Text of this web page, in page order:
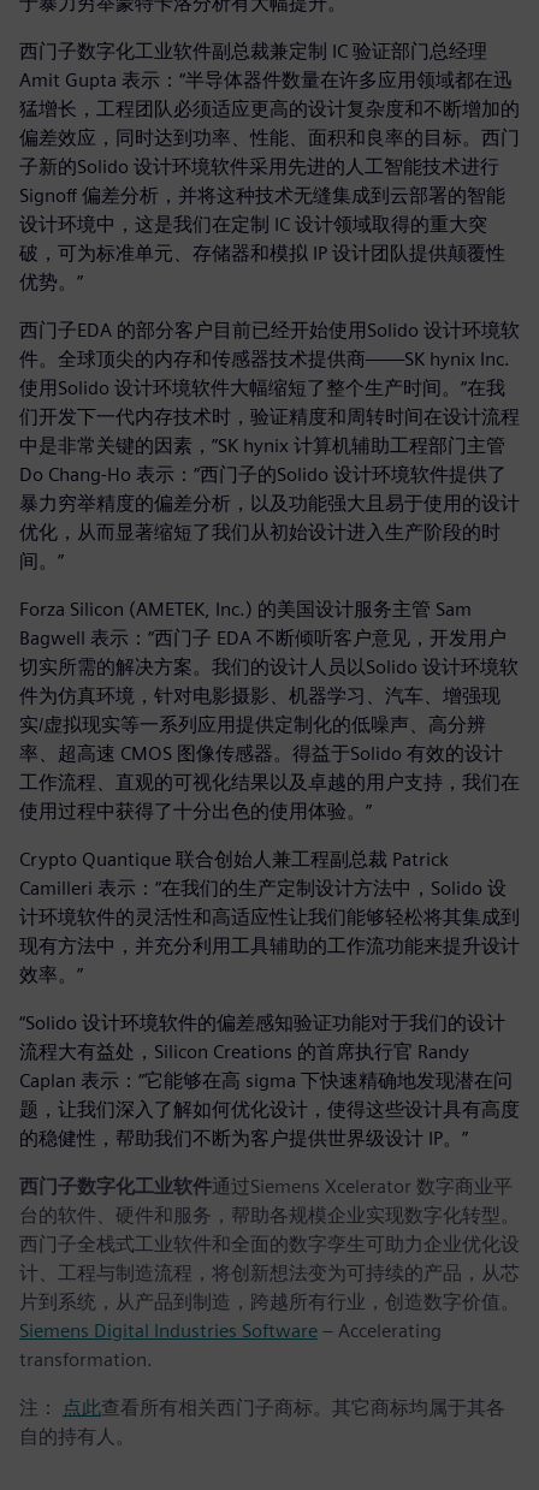
西门子数字化工业软件副总裁兼定制 IC 验证部门总经理
Amit Gupta 表示：“半导体器件数量在许多应用领域都在迅
猛增长，工程团队必须适应更高的设计复杂度和不断增加的
偏差效应，同时达到功率、性能、面积和良率的目标。西门
子新的Solido 设计环境软件采用先进的人工智能技术进行
Signoff 偏差分析，并将这种技术无缝集成到云部署的智能
设计环境中，这是我们在定制 IC 设计领域取得的重大突
破，可为标准单元、存储器和模拟 IP 设计团队提供颠覆性
优势。”
西门子EDA 的部分客户目前已经开始使用Solido 设计环境软
件。全球顶尖的内存和传感器技术提供商——SK hynix Inc.
使用Solido 设计环境软件大幅缩短了整个生产时间。“在我
们开发下一代内存技术时，验证精度和周转时间在设计流程
中是非常关键的因素，”SK hynix 计算机辅助工程部门主管
Do Chang-Ho 表示：“西门子的Solido 设计环境软件提供了
暴力穷举精度的偏差分析，以及功能强大且易于使用的设计
优化，从而显著缩短了我们从初始设计进入生产阶段的时
间。”
Forza Silicon (AMETEK, Inc.) 的美国设计服务主管 Sam
Bagwell 表示：“西门子 EDA 不断倾听客户意见，开发用户
切实所需的解决方案。我们的设计人员以Solido 设计环境软
件为仿真环境，针对电影摄影、机器学习、汽车、增强现
实/虚拟现实等一系列应用提供定制化的低噪声、高分辨
率、超高速 CMOS 图像传感器。得益于Solido 有效的设计
工作流程、直观的可视化结果以及卓越的用户支持，我们在
使用过程中获得了十分出色的使用体验。”
Crypto Quantique 联合创始人兼工程副总裁 Patrick
Camilleri 表示：“在我们的生产定制设计方法中，Solido 设
计环境软件的灵活性和高适应性让我们能够轻松将其集成到
现有方法中，并充分利用工具辅助的工作流功能来提升设计
效率。”
“Solido 设计环境软件的偏差感知验证功能对于我们的设计
流程大有益处，Silicon Creations 的首席执行官 Randy
Caplan 表示：“它能够在高 sigma 下快速精确地发现潜在问
题，让我们深入了解如何优化设计，使得这些设计具有高度
的稳健性，帮助我们不断为客户提供世界级设计 IP。”
西门子数字化工业软件通过Siemens Xcelerator 数字商业平
台的软件、硬件和服务，帮助各规模企业实现数字化转型。
西门子全栈式工业软件和全面的数字孪生可助力企业优化设
计、工程与制造流程，将创新想法变为可持续的产品，从芯
片到系统，从产品到制造，跨越所有行业，创造数字价值。
Siemens Digital Industries Software – Accelerating
transformation.
注： 点此查看所有相关西门子商标。其它商标均属于其各
自的持有人。